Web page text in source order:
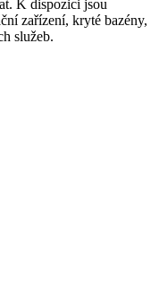
K dispozici jsou
zařízení, kryté bazény,
služeb.